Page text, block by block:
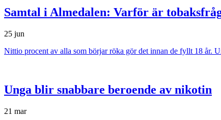
Samtal i Almedalen: Varför är
25 jun
Nittio procent av alla som börjar röka gör det innan de fyllt 18 år.
Unga blir snabbare beroende av nikotin
21 mar